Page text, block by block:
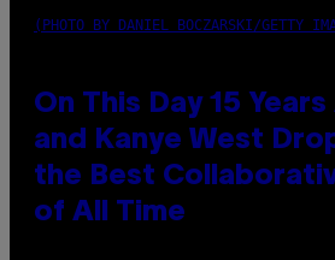
(PHOTO BY DANIEL BOCZARSKI/GETTY
On This Day 15
and Kanye West
the Best
of All Time